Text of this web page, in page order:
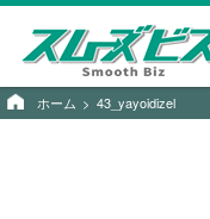
ホーム 43_yayoidizel